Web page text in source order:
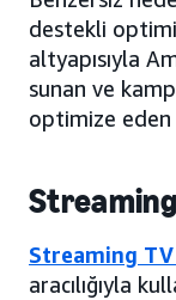
destekli
altyapısıyla
sunan ve
optimize eden
Streaming
aracılığıyla